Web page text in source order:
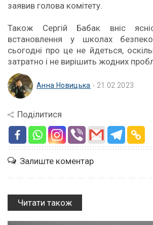
заявив голова комітету.
Також Сергій Бабак вніс
встановлення у школах
сьогодні про це не йдеться,
затратно і не вирішить жодних
Анна Новицька 21.02.2023
Поділитися
Залиште коментар
Читати також